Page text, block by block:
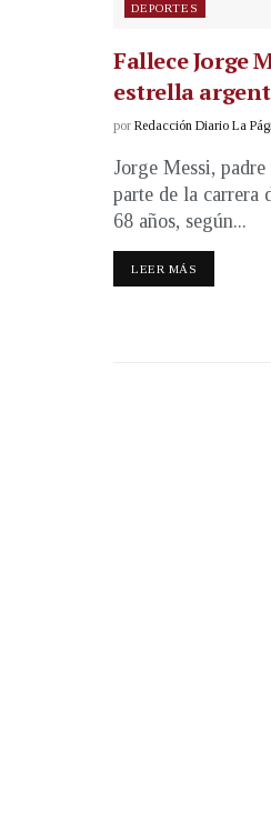
DEPORTES
Fallece Jorge
estrella
por Redacción Diario La
Jorge Messi,
parte de la carrera
68 años, según...
LEER MÁS